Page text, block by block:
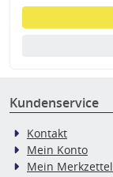
Kundenservice
Kontakt
Mein Konto
Mein Merkzettel